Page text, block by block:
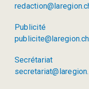
Publicité
publicite@laregion.ch
Secrétariat